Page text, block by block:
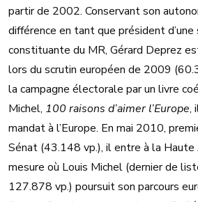
partir de 2002. Conservant son
différence en tant que président
constituante du MR, Gérard Deprez
lors du scrutin européen de 2009
la campagne électorale par un livre
Michel, 100 raisons d’aimer l’Europe,
mandat à l’Europe. En mai 2010,
Sénat (43.148 vp.), il entre à la
mesure où Louis Michel (dernier de
127.878 vp.) poursuit son parcours